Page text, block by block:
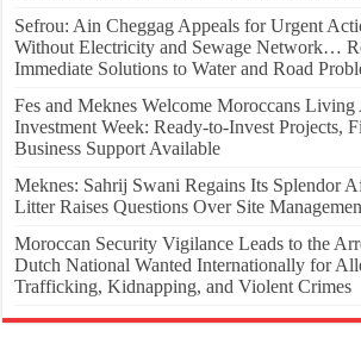
Sefrou: Ain Cheggag Appeals for Urgent
Without Electricity and Sewage Network…
Immediate Solutions to Water and Road
Fes and Meknes Welcome Moroccans
Investment Week: Ready-to-Invest Projects,
Business Support Available
Meknes: Sahrij Swani Regains Its Splendor
Litter Raises Questions Over Site
Moroccan Security Vigilance Leads to the
Dutch National Wanted Internationally for
Trafficking, Kidnapping, and Violent Crimes